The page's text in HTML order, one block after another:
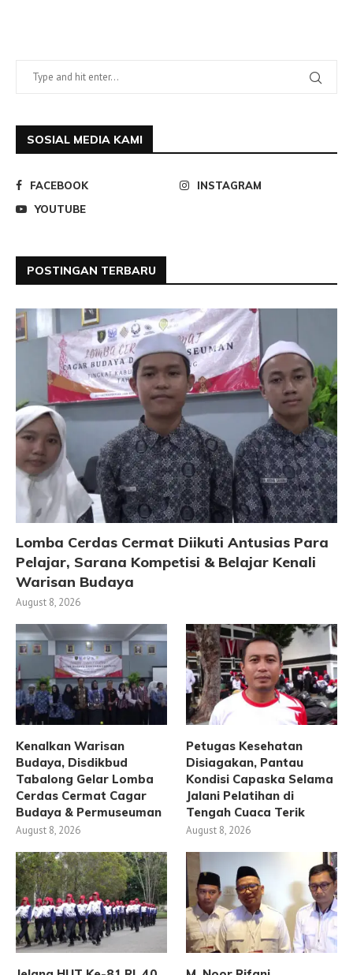
SOSIAL MEDIA KAMI
FACEBOOK
INSTAGRAM
YOUTUBE
POSTINGAN TERBARU
Lomba Cerdas Cermat Diikuti Antusias Para
Pelajar, Sarana Kompetisi & Belajar Kenali
Warisan Budaya
August 8, 2026
Kenalkan Warisan
Budaya, Disdikbud
Tabalong Gelar Lomba
Cerdas Cermat Cagar
Budaya & Permuseuman
August 8, 2026
Petugas Kesehatan
Disiagakan, Pantau
Kondisi Capaska Selama
Jalani Pelatihan di
Tengah Cuaca Terik
August 8, 2026